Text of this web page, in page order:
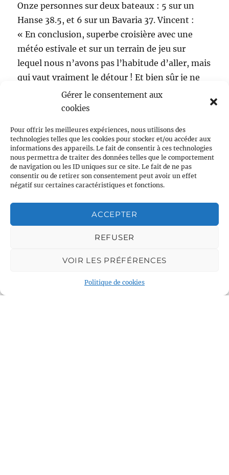
Gérer le consentement aux
cookies
Pour offrir les meilleures expériences, nous utilisons des
technologies telles que les cookies pour stocker et/ou accéder aux
informations des appareils. Le fait de consentir à ces technologies
nous permettra de traiter des données telles que le comportement
de navigation ou les ID uniques sur ce site. Le fait de ne pas
consentir ou de retirer son consentement peut avoir un effet
négatif sur certaines caractéristiques et fonctions.
ACCEPTER
REFUSER
VOIR LES PRÉFÉRENCES
Politique de cookies
Onze personnes sur deux bateaux : 5 sur un
Hanse 38.5, et 6 sur un Bavaria 37. Vincent :
« En conclusion, superbe croisière avec une
météo estivale et sur un terrain de jeu sur
lequel nous n’avons pas l’habitude d’aller, mais
qui vaut vraiment le détour ! Et bien sûr je ne
vous parle pas de l’aspect gastronomique de
cette croisière et des apéritifs communs avec
tradition des croisières de Voile et Croisière en
Liberté ! »(more…)
admin 25 September 2021 2021,Croisières
Méditerranée,Provence-Alpes-Côte d'Azur
27 juin au 10 juillet –
d’Ajaccio